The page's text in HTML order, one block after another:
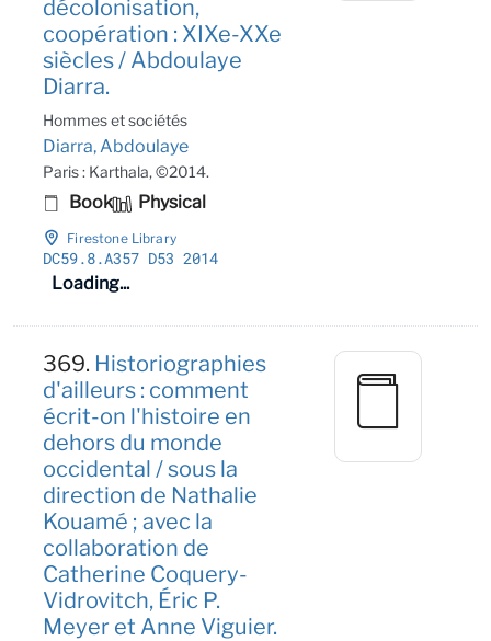
décolonisation,
coopération : XIXe-XXe
siècles / Abdoulaye
Diarra.
Hommes et sociétés
Diarra, Abdoulaye
Paris : Karthala, ©2014.
Book Physical
Firestone Library
DC59.8.A357 D53 2014
Loading...
369. Historiographies
d'ailleurs : comment
écrit-on l'histoire en
dehors du monde
occidental / sous la
direction de Nathalie
Kouamé ; avec la
collaboration de
Catherine Coquery-
Vidrovitch, Éric P.
Meyer et Anne Viguier.